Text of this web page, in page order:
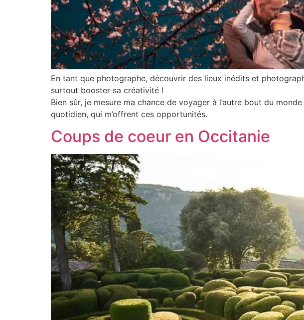
En tant que photographe, découvrir des lieux inédits et
surtout booster sa créativité !
Bien sûr, je mesure ma chance de voyager à l’autre bout du
quotidien, qui m’offrent ces opportunités.
Coups de coeur en Occitanie